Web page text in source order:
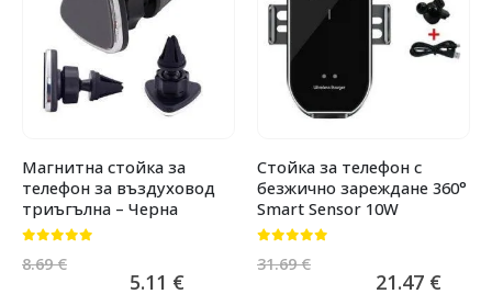
Магнитна стойка за
телефон за въздуховод
триъгълна – Черна
8.69€
5.11 €
Стойка за телефон с
безжично зареждане 360°
Smart Sensor 10W
31.69€
21.47 €